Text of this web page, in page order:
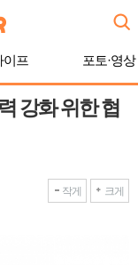
이프 포토·영상
강화 위한 협
작게 크게